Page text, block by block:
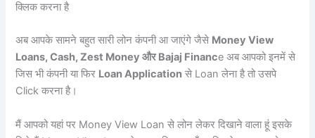
क्लिक करना है
अब आपके सामने बहुत सारी लोन कंपनी आ जाएंगे जैसे Money View
Loans, Cash, Zest Money और Bajaj Finance अब आपको इनमें से
जिस भी कंपनी या फिर Loan Application से Loan लेना है तो उसपे
Click करना है।
मैं आपको यहां पर Money View Loan से लोन लेकर दिखाने वाला हूं इसके